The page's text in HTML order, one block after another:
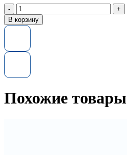
Количество
товара
Контроллер
8E
12Gb/s
HBA
ports
В корзину
Похожие товары